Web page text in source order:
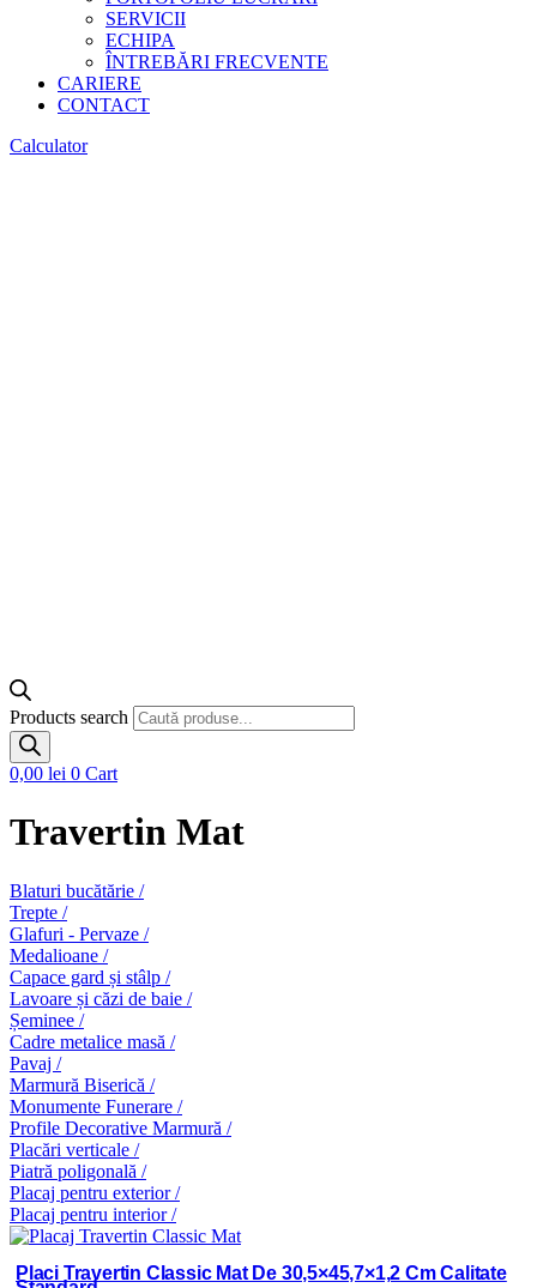
SERVICII
ECHIPA
ÎNTREBĂRI FRECVENTE
CARIERE
CONTACT
Calculator
Products search
0,00 lei 0 Cart
Travertin Mat
Blaturi bucătărie /
Trepte /
Glafuri - Pervaze /
Medalioane /
Capace gard și stâlp /
Lavoare și căzi de baie /
Șeminee /
Cadre metalice masă /
Pavaj /
Marmură Biserică /
Monumente Funerare /
Profile Decorative Marmură /
Placări verticale /
Piatră poligonală /
Placaj pentru exterior /
Placaj pentru interior /
Placi Travertin Classic Mat De 30,5×45,7×1,2 Cm Calitate